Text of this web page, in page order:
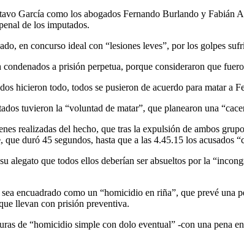
García como los abogados Fernando Burlando y Fabián
de los imputados.
en concurso ideal con “lesiones leves”, por los golpes
a prisión perpetua, porque consideraron que
hicieron todo, todos se pusieron de acuerdo para matar a
tuvieron la “voluntad de matar”, que planearon una
realizadas del hecho, que tras la expulsión de ambos
duró 45 segundos, hasta que a las 4.45.15 los acusados
alegato que todos ellos deberían ser absueltos por la
encuadrado como un “homicidio en riña”, que prevé
llevan con prisión preventiva.
de “homicidio simple con dolo eventual” -con una pena